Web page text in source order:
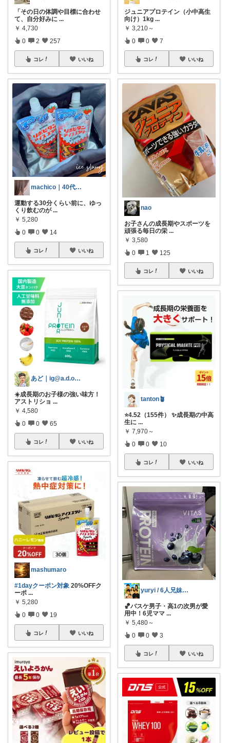
「その日の体調や目標に合わせ
て、自分好みに ...
￥ 4,730
0 2 257
コレ いいね
machico｜40代 転勤族パート主婦
運動する30分くらい前に、ゆっ
くり飲むのが ...
￥ 5,280
0 0 14
コレ いいね
あど｜ig@a.d.o_protein
☀️成長期のお子様の強い味方！
アストリショ ...
￥ 4,580
0 0 65
コレ いいね
mashumaro
#1dayクーポン対象 20%OFFク
ーポ ...
￥ 5,280
0 0 19
コレ いいね
ジュニアプロテイン（小中高生
向け）1kg ...
￥ 3,210～
0 0 7
コレ いいね
nao
お子さんの成長期やスポーツを
頑張る毎日の栄 ...
￥ 3,580
0 1 125
コレ いいね
tanton🪴
⭐4.52（155件） ✨成長期の中高
生に ...
￥ 7,970～
0 0 10
コレ いいね
yuryi / 6人兄妹ママ
🏀バスケ男子・高1の次男が愛
用中！6児ママ ...
￥ 5,480～
0 0 3
コレ いいね